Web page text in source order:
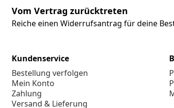
Vom Vertrag zurücktreten
Reiche einen Widerrufsantrag für deine
Kundenservice
Bestellung verfolgen
Mein Konto
Zahlung
Versand & Lieferung